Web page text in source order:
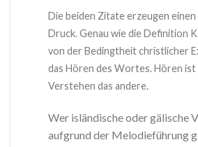
Die beiden Zitate erzeugen einen
Druck. Genau wie die Definition
von der Bedingtheit christlicher
das Hören des Wortes. Hören ist
Verstehen das andere.
Wer isländische oder gälische
aufgrund der Melodieführung